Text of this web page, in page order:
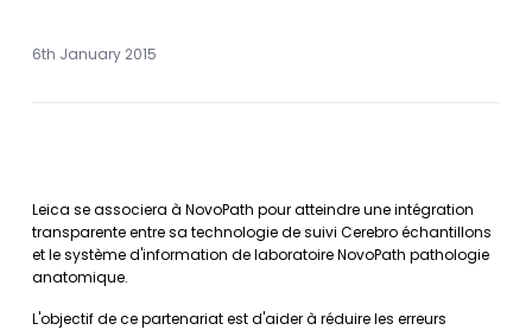
6th January 2015
Leica se associera à NovoPath pour atteindre une intégration
transparente entre sa technologie de suivi Cerebro échantillons
et le système d'information de laboratoire NovoPath pathologie
anatomique.
L'objectif de ce partenariat est d'aider à réduire les erreurs